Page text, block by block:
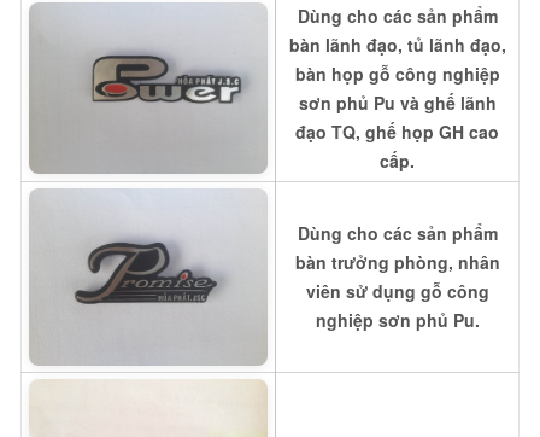
Dùng cho các sản phẩm
bàn lãnh đạo, tủ lãnh đạo,
bàn họp gỗ công nghiệp
sơn phủ Pu và ghế lãnh
đạo TQ, ghế họp GH cao
cấp.
Dùng cho các sản phẩm
bàn trưởng phòng, nhân
viên sử dụng gỗ công
nghiệp sơn phủ Pu.